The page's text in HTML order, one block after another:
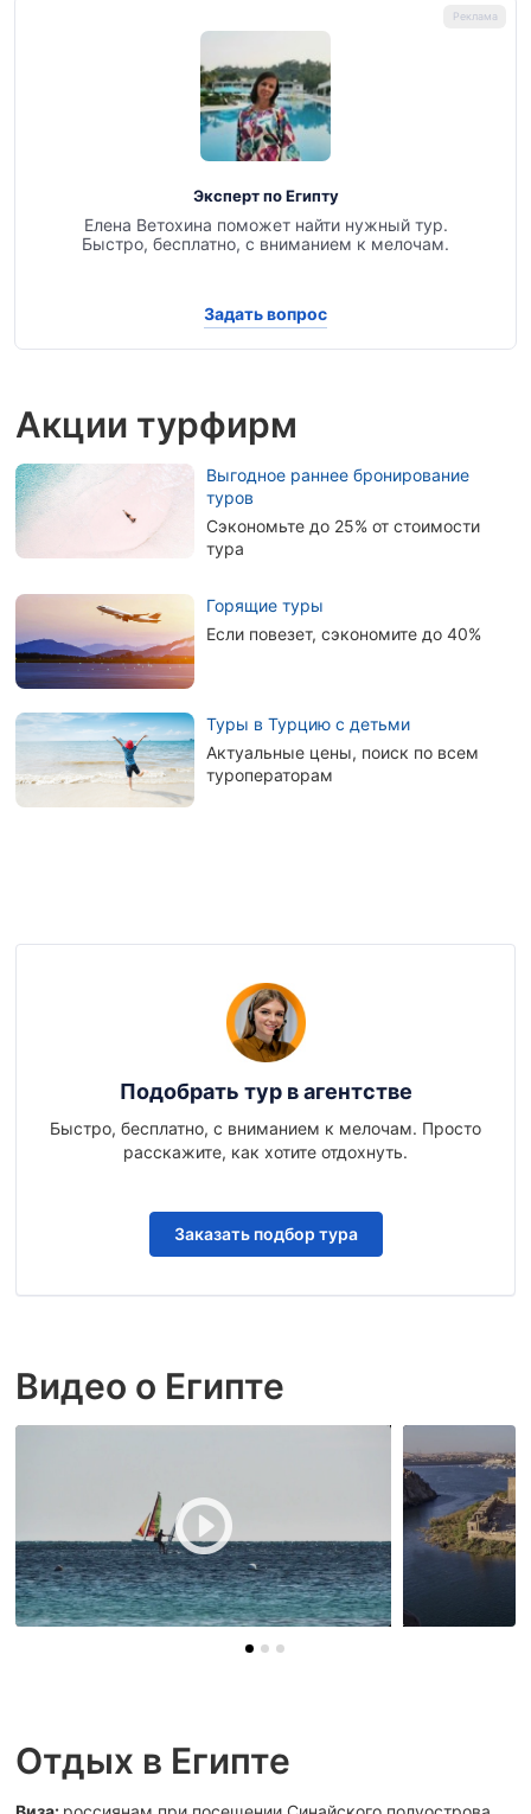
Эксперт по Египту
Елена Ветохина поможет найти нужный тур.
Быстро, бесплатно, с вниманием к мелочам.
Задать вопрос
Акции турфирм
Выгодное раннее бронирование
туров
Сэкономьте до 25% от стоимости
тура
Горящие туры
Если повезет, сэкономите до 40%
Туры в Турцию с детьми
Актуальные цены, поиск по всем
туроператорам
Подобрать тур в агентстве
Быстро, бесплатно, с вниманием к мелочам. Просто
расскажите, как хотите отдохнуть.
Заказать подбор тура
Видео о Египте
Отдых в Египте